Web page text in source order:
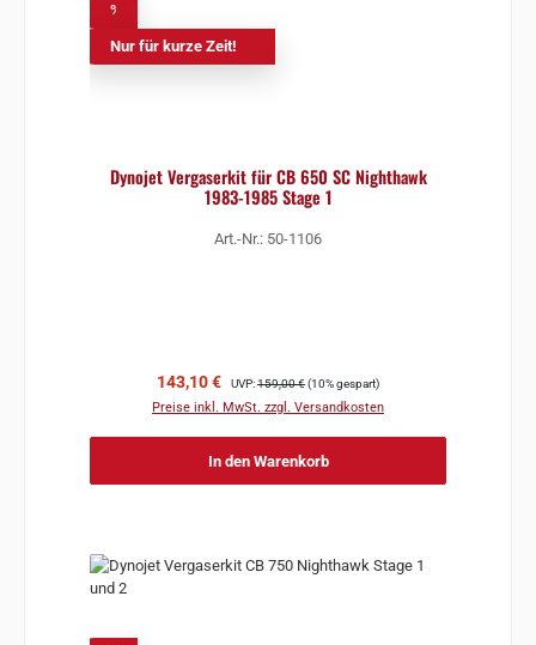
Nur für kurze Zeit!
Dynojet Vergaserkit für CB 650 SC Nighthawk
1983-1985 Stage 1
Art.-Nr.: 50-1106
Verkaufspreis:
143,10 € Regulärer Preis:
UVP:159,00 €(10% gespart)
Preise inkl. MwSt. zzgl. Versandkosten
In den Warenkorb